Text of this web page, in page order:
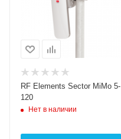
RF Elements Sector MiMo 5-
120
Нет в наличии